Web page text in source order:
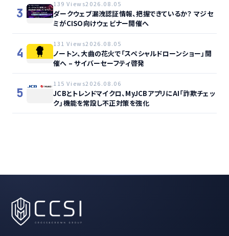
3
139 Views2026.08.05
ダークウェブ漏洩認証情報、把握できているか？ マジセ
ミがCISO向けウェビナー開催へ
4
131 Views2026.08.05
ノートン、大曲の花火で「スペシャルドローンショー」開
催へ – サイバーセーフティ啓発
5
115 Views2026.08.06
JCBとトレンドマイクロ、MyJCBアプリにAI「詐欺チェッ
ク」機能を常設し不正対策を強化